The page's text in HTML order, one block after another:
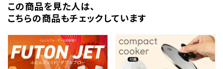
この商品を⾒た⼈は、
こちらの商品もチェックしています